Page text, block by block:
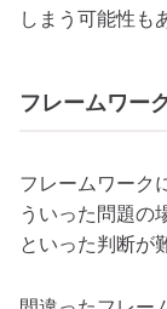
しまう可能性も
フレームワー
フレームワーク
ういった問題の
といった判断が